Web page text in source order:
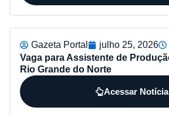
Gazeta Portal julho 25, 2026
Vaga para Assistente de
Rio Grande do Norte
Acessar Notícia